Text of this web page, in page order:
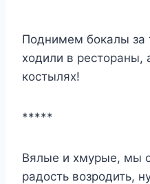
Поднимем бокалы за
ходили в рестораны,
костылях!
*****
Вялые и хмурые, мы
радость возродить,